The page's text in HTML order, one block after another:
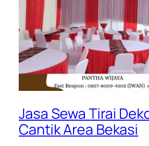
Jasa Sewa Tirai
Cantik Area Bekasi